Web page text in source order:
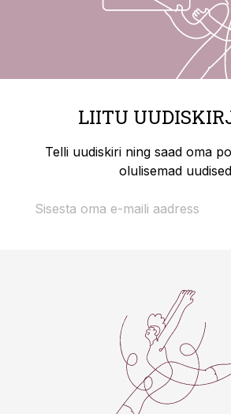
LIITU
Telli uudiskiri ning saad oma
olulisemad